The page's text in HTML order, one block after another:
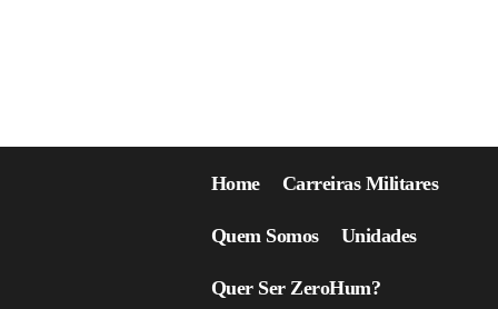
Home Carreiras Militares
Quem Somos Unidades
Quer Ser ZeroHum?